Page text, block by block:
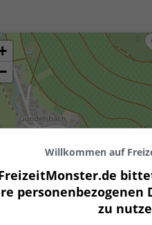
Willkommen auf
personenbezogenen
zu